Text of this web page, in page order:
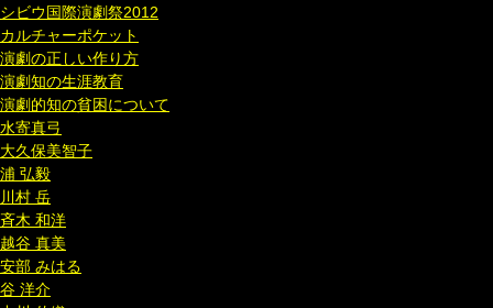
シビウ国際演劇祭2012
カルチャーポケット
演劇の正しい作り方
演劇知の生涯教育
演劇的知の貧困について
水寄真弓
大久保美智子
浦 弘毅
川村 岳
斉木 和洋
越谷 真美
安部 みはる
谷 洋介